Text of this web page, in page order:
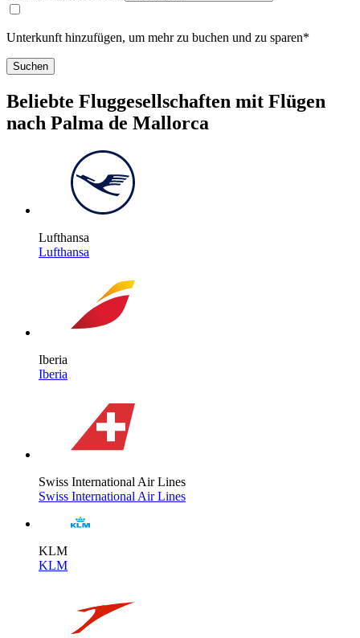
Unterkunft hinzufügen, um mehr zu buchen und zu sparen*
Suchen
Beliebte Fluggesellschaften mit Flügen
nach Palma de Mallorca
Lufthansa
Lufthansa
Iberia
Iberia
Swiss International Air Lines
Swiss International Air Lines
KLM
KLM